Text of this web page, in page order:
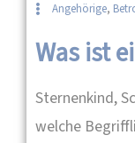
Angehörige,
Was ist
Sternenkind,
welche